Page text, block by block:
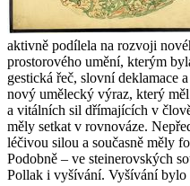
aktivně podílela na rozvoji
prostorového umění, kterým
gestická řeč, slovní deklamace
nový umělecký výraz, který
a vitálních sil dřímajících v
měly setkat v rovnováze.
léčivou silou a současně měly
Podobně – ve steinerovských
Pollak i vyšívání. Vyšívání